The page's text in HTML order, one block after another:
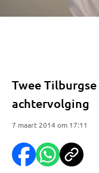
Twee
achtervolging
7 maart 2014 om 17:11